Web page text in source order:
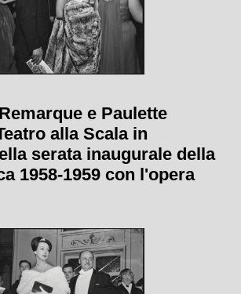
e Paulette
alla Scala in
serata inaugurale della
1958-1959 con l'opera
con la regia di